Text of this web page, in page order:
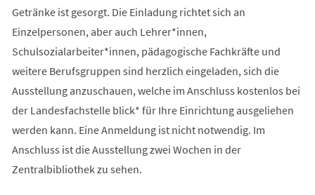
Getränke ist gesorgt. Die Einladung richtet sich an
Einzelpersonen, aber auch Lehrer*innen,
Schulsozialarbeiter*innen, pädagogische Fachkräfte und
weitere Berufsgruppen sind herzlich eingeladen, sich die
Ausstellung anzuschauen, welche im Anschluss kostenlos bei
der Landesfachstelle blick* für Ihre Einrichtung ausgeliehen
werden kann. Eine Anmeldung ist nicht notwendig. Im
Anschluss ist die Ausstellung zwei Wochen in der
Zentralbibliothek zu sehen.